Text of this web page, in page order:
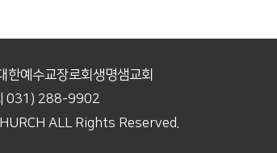
예수교장로회생명샘교회
031) 288-9902
ALL Rights Reserved.